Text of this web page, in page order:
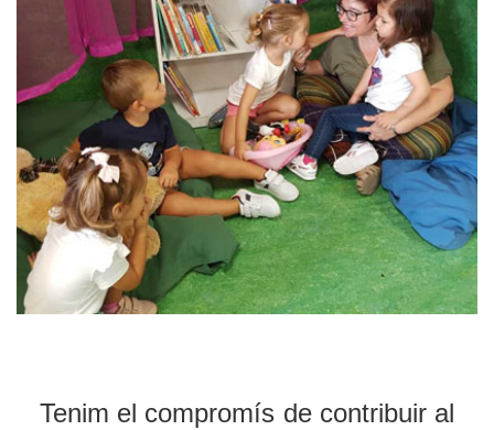
Tenim el compromís de contribuir al